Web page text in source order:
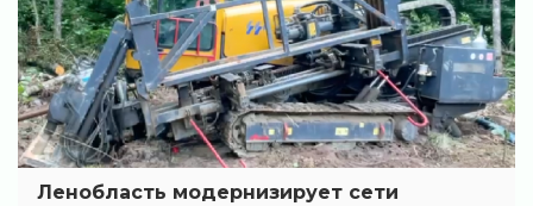
Ленобласть модернизирует сети